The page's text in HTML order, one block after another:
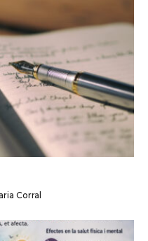
Corral